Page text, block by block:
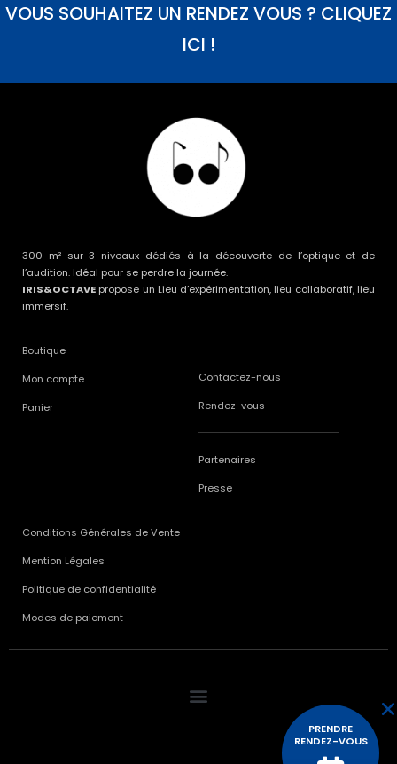
VOUS SOUHAITEZ UN RENDEZ VOUS ? CLIQUEZ
ICI !
300 m² sur 3 niveaux dédiés à la découverte de l’optique et de
l’audition. Idéal pour se perdre la journée.
IRIS&OCTAVE propose un Lieu d’expérimentation, lieu collaboratif, lieu
immersif.
Boutique
Mon compte
Panier
Contactez-nous
Rendez-vous
Partenaires
Presse
Conditions Générales de Vente
Mention Légales
Politique de confidentialité
Modes de paiement
PRENDRE
RENDEZ-VOUS